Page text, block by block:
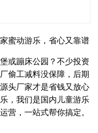
蜜动游乐，省心又靠谱
或蹦床公园？不少投资
偷工减料没保障，后期
头厂家才是省钱又放心
，我们是国内儿童游乐
营，一站式帮你搞定。